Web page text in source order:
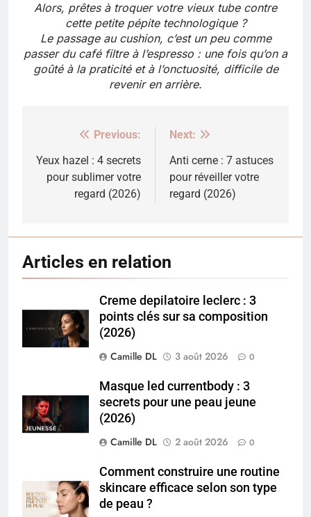
Alors, prêtes à troquer votre vieux tube contre
cette petite pépite technologique ?
Le passage au cushion, c’est un peu comme
passer du café filtre à l’espresso : une fois qu’on a
goûté à la praticité et à l’onctuosité, difficile de
revenir en arrière.
Navigation
de
l’article
Previous:
Yeux hazel : 4 secrets
pour sublimer votre
regard (2026)
Next:
Anti cerne : 7 astuces
pour réveiller votre
regard (2026)
Articles en relation
Creme depilatoire leclerc : 3
points clés sur sa composition
(2026)
Camille DL
3 août 2026 0
Masque led currentbody : 3
secrets pour une peau jeune
(2026)
Camille DL
2 août 2026 0
Comment construire une routine
skincare efficace selon son type
de peau ?